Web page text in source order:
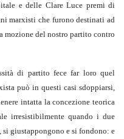
e delle Clare Luce premi di
marxisti che furono destinati ad
mozione del nostro partito contro
di partito fece far loro quel
può in questi casi sdoppiarsi,
intatta la concezione teorica
irresistibilmente quando i due
giustappongono e si fondono: e